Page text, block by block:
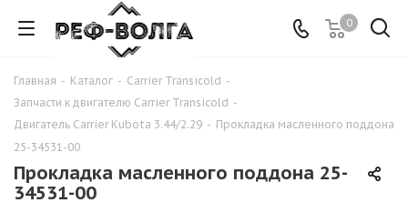
0
Главная - Каталог - Carrier Transicold -
Запчасти к двигателю Carrier Transicold -
Двигатель Carrier Kubota 3.44/2.29 - Прокладка масленного поддона
25-34531-00
Прокладка масленного поддона 25-
34531-00